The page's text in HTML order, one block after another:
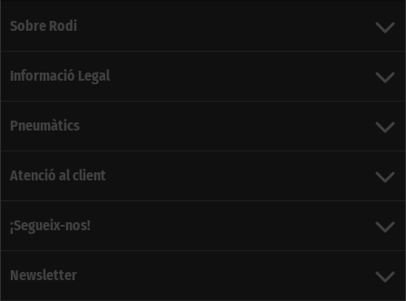
Sobre Rodi
Informació Legal
Pneumàtics
Atenció al client
¡Segueix-nos!
Newsletter